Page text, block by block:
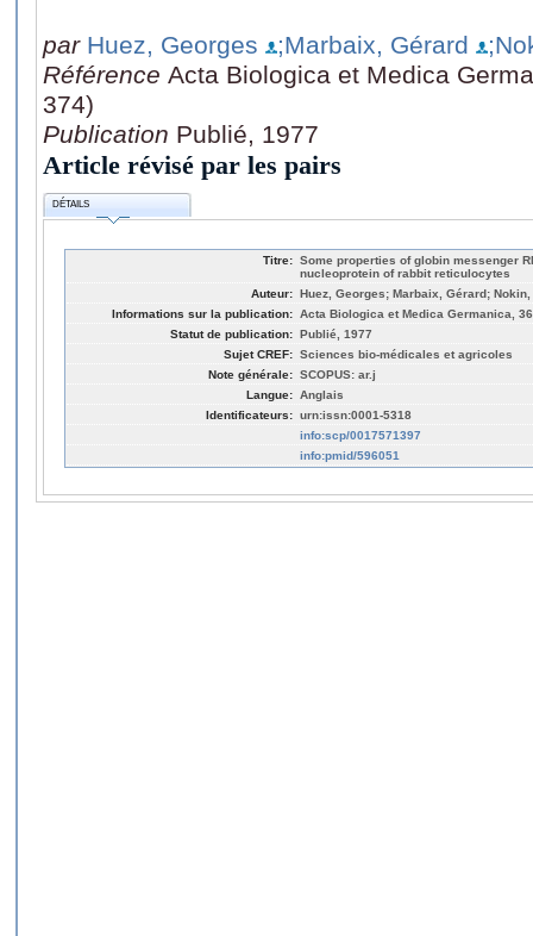
par Huez, Georges ;Marbaix, Gérard
Référence Acta Biologica et Medica
374)
Publication Publié, 1977
Article révisé par les pairs
DÉTAILS
Titre: Some properties of globin messenger
nucleoprotein of rabbit reticulocytes
Auteur: Huez, Georges; Marbaix, Gérard;
Informations sur la publication: Acta Biologica et Medica Germanica,
Statut de publication: Publié, 1977
Sujet CREF: Sciences bio-médicales et agricoles
Note générale: SCOPUS: ar.j
Langue: Anglais
Identificateurs: urn:issn:0001-5318
info:scp/0017571397
info:pmid/596051